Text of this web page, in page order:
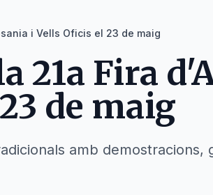
i Vells Oficis el 23 de maig
21a Fira
de maig
amb demostracions,